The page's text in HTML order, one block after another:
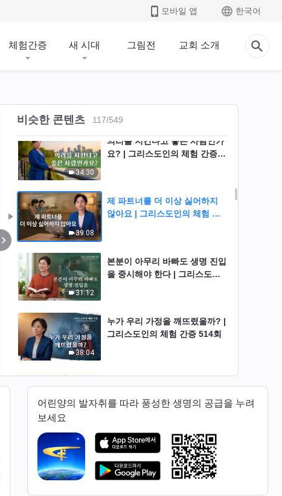
모바일 앱 한국어
체험간증 새 시대 그림전 교회 소개
비슷한 콘텐츠 117/549
42:24
485회
34:30
의리를 지킨다고 좋은 사람인가
요? | 그리스도인의 체험 간증
39:08
제 파트너를 더 이상 싫어하지
않아요 | 그리스도인의 체험 간
31:12
본분이 아무리 바빠도 생명 진입
을 중시해야 한다 | 그리스도인
38:04
누가 우리 가정을 깨뜨렸을까? |
그리스도인의 체험 간증 514회
35:27
본분을 올바르게 대하는 법을 배
우다 |그리스도인의 체험 간증
457회
어린양의 발자취를 따라 풍성한 생명의 공급을 누려
보세요